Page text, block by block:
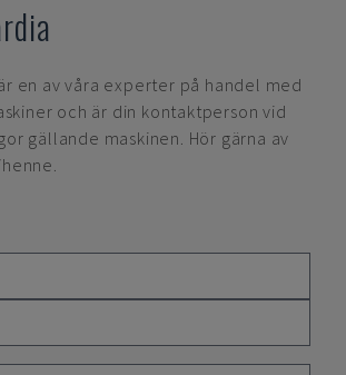
en av våra experter på handel med
och är din kontaktperson vid
gällande maskinen. Hör gärna av